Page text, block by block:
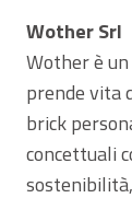
Wother Srl
Wother è
prende vita
brick
concettuali